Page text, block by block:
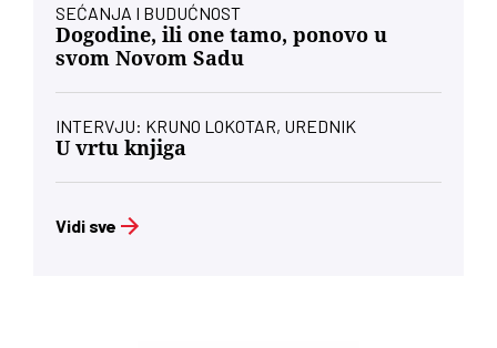
SEĆANJA I BUDUĆNOST
Dogodine, ili one tamo, ponovo u
svom Novom Sadu
INTERVJU: KRUNO LOKOTAR, UREDNIK
U vrtu knjiga
Vidi sve